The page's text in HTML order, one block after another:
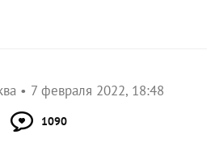
7 февраля 2022, 18:48
1090